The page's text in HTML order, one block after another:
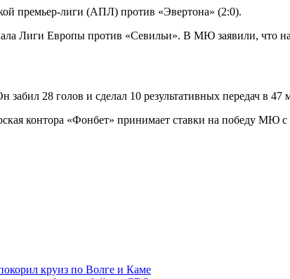
премьер-лиги (АПЛ) против «Эвертона» (2:0).
Лиги Европы против «Севильи». В МЮ заявили, что
28 голов и сделал 10 результативных передач в 47
контора «Фонбет» принимает ставки на победу
круиз по Волге и Каме